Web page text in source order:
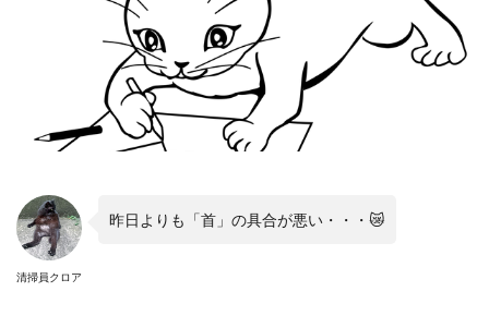
清掃員クロア
昨日よりも「首」の具合が悪い・・・😿